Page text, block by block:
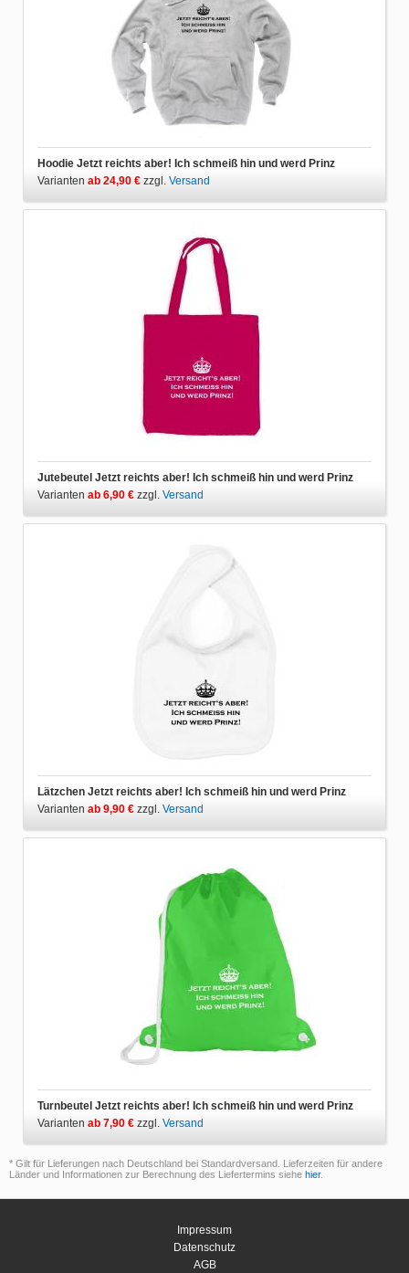
Hoodie Jetzt reichts aber! Ich schmeiß hin und werd Prinz
Varianten ab 24,90 € zzgl. Versand
Jutebeutel Jetzt reichts aber! Ich schmeiß hin und werd Prinz
Varianten ab 6,90 € zzgl. Versand
Lätzchen Jetzt reichts aber! Ich schmeiß hin und werd Prinz
Varianten ab 9,90 € zzgl. Versand
Turnbeutel Jetzt reichts aber! Ich schmeiß hin und werd Prinz
Varianten ab 7,90 € zzgl. Versand
* Gilt für Lieferungen nach Deutschland bei Standardversand. Lieferzeiten für andere
Länder und Informationen zur Berechnung des Liefertermins siehe hier.
Impressum
Datenschutz
AGB